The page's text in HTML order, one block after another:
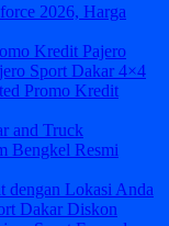
2026, Harga
and Truck
dengan Lokasi Anda